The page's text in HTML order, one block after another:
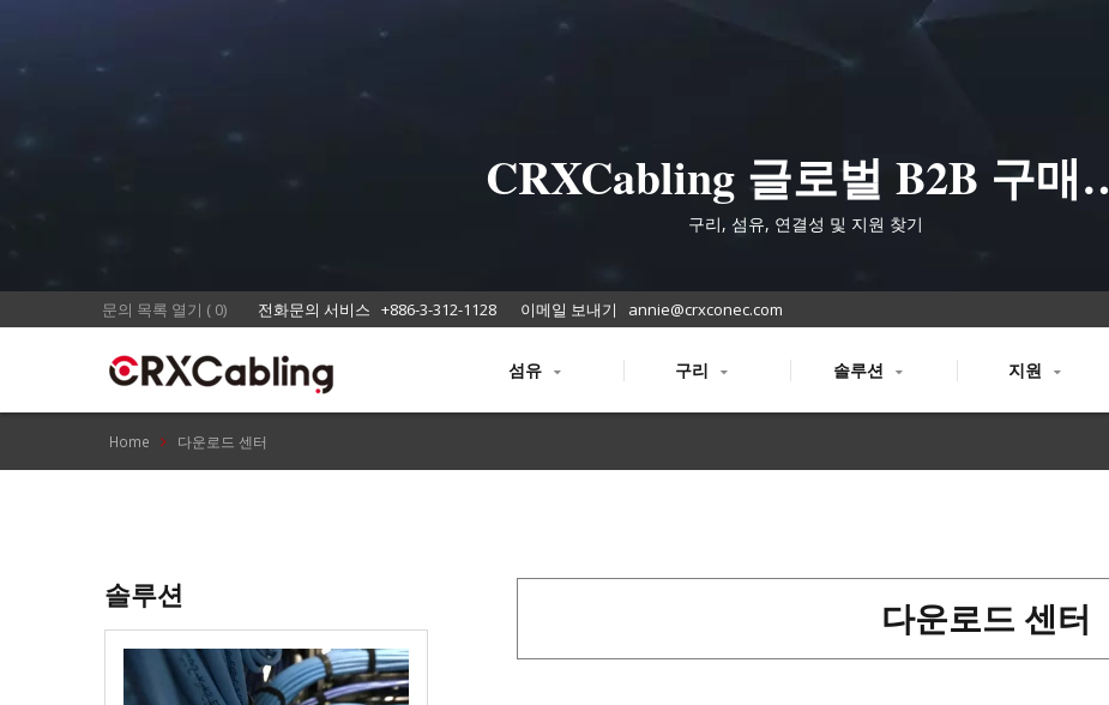
CRXCabling 글로벌 B2B 구매
를 위한 구조화된 케이블 제품
구리, 섬유, 연결성 및 지원 찾기
문의 목록 열기 ( 0) 전화문의 서비스 +886-3-312-1128 이메일 보내기 annie@crxconec.com
섬유 구리 솔루션 지원
Home 다운로드 센터
솔루션 다운로드 센터